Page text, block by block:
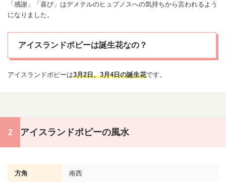
「感謝」「喜び」はデメテルのヒュプノスへの気持ちから言われるよう
になりました。
アイスランドポピーは誕生花なの？
アイスランドポピーは3月2日、3月4日の誕生花です。
アイスランドポピーの風水
方角 南西